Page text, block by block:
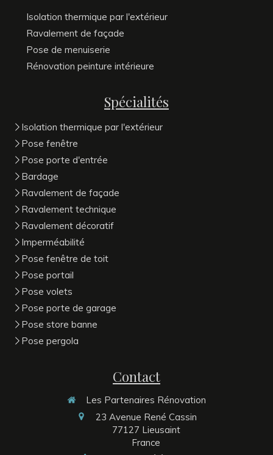
Isolation thermique par l'extérieur
Ravalement de façade
Pose de menuiserie
Rénovation peinture intérieure
Spécialités
Isolation thermique par l'extérieur
Pose fenêtre
Pose porte d'entrée
Bardage
Ravalement de façade
Ravalement technique
Ravalement décoratif
Imperméabilité
Pose fenêtre de toit
Pose portail
Pose volets
Pose porte de garage
Pose store banne
Pose pergola
Contact
Les Partenaires Rénovation
23 Avenue René Cassin
77127 Lieusaint
France